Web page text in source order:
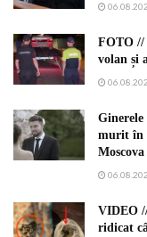
FOTO //
volan și
murit în
Moscova
VIDEO
ridicat